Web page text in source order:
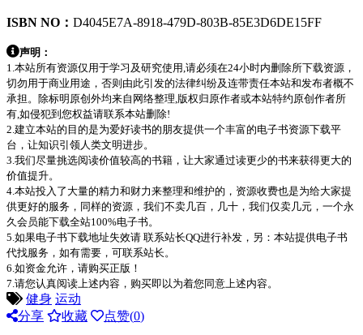
ISBN NO： D4045E7A-8918-479D-803B-85E3D6DE15FF
声明：
1.本站所有资源仅用于学习及研究使用,请必须在24小时内删除所下载资源，
切勿用于商业用途，否则由此引发的法律纠纷及连带责任本站和发布者概不
承担。除标明原创外均来自网络整理,版权归原作者或本站特约原创作者所
有,如侵犯到您权益请联系本站删除!
2.建立本站的目的是为爱好读书的朋友提供一个丰富的电子书资源下载平
台，让知识引领人类文明进步。
3.我们尽量挑选阅读价值较高的书籍，让大家通过读更少的书来获得更大的
价值提升。
4.本站投入了大量的精力和财力来整理和维护的，资源收费也是为给大家提
供更好的服务，同样的资源，我们不卖几百，几十，我们仅卖几元，一个永
久会员能下载全站100%电子书。
5.如果电子书下载地址失效请 联系站长QQ进行补发，另：本站提供电子书
代找服务，如有需要，可联系站长。
6.如资金允许，请购买正版！
7.请您认真阅读上述内容，购买即以为着您同意上述内容。
健身 运动
分享
收藏 点赞(0)